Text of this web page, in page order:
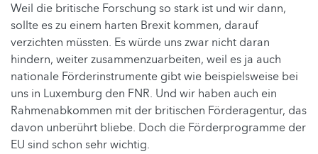
Weil die britische Forschung so stark ist und wir dann,
sollte es zu einem harten Brexit kommen, darauf
verzichten müssten. Es würde uns zwar nicht daran
hindern, weiter zusammenzuarbeiten, weil es ja auch
nationale Förderinstrumente gibt wie beispielsweise bei
uns in Luxemburg den FNR. Und wir haben auch ein
Rahmenabkommen mit der britischen Förderagentur, das
davon unberührt bliebe. Doch die Förderprogramme der
EU sind schon sehr wichtig.